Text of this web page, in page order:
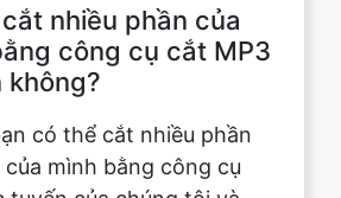
có thể cắt nhiều phần
của mình bằng công cụ
của chúng tôi và
thành một tệp mới.